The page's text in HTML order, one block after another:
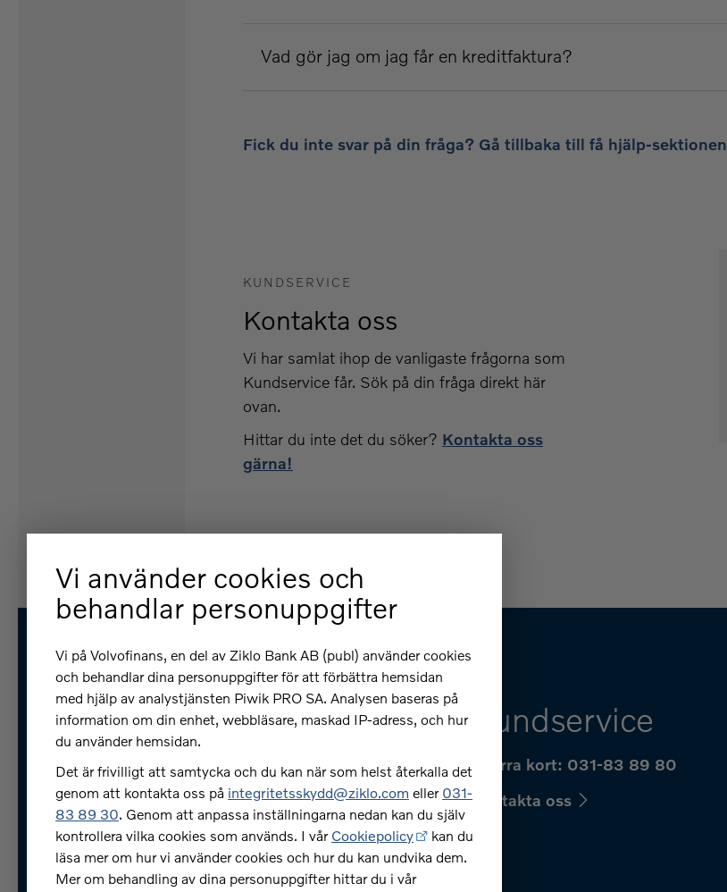
Vad gör jag om jag får en kreditfaktura?
Fick du inte svar på din fråga? Gå tillbaka till få hjälp-sektionen
KUNDSERVICE
Kontakta oss
Vi har samlat ihop de vanligaste frågorna som
Kundservice får. Sök på din fråga direkt här
ovan.
Hittar du inte det du söker? Kontakta oss
gärna!
Få hjälp
Jag vill slutlösa mitt billån, hur
gör jag?
Var kan jag se mina fakturor?
Hur anmäler jag mig för e-
faktura?
Kundservice
Spärra kort: 031-83 89 80
Kontakta oss
Vi använder cookies och
behandlar personuppgifter
Vi på Volvofinans, en del av Ziklo Bank AB (publ) använder cookies
och behandlar dina personuppgifter för att förbättra hemsidan
med hjälp av analystjänsten Piwik PRO SA. Analysen baseras på
information om din enhet, webbläsare, maskad IP-adress, och hur
du använder hemsidan.
Det är frivilligt att samtycka och du kan när som helst återkalla det
genom att kontakta oss på integritetsskydd@ziklo.com eller 031-
83 89 30. Genom att anpassa inställningarna nedan kan du själv
kontrollera vilka cookies som används. I vår Cookiepolicy
kan du
läsa mer om hur vi använder cookies och hur du kan undvika dem.
Mer om behandling av dina personuppgifter hittar du i vår